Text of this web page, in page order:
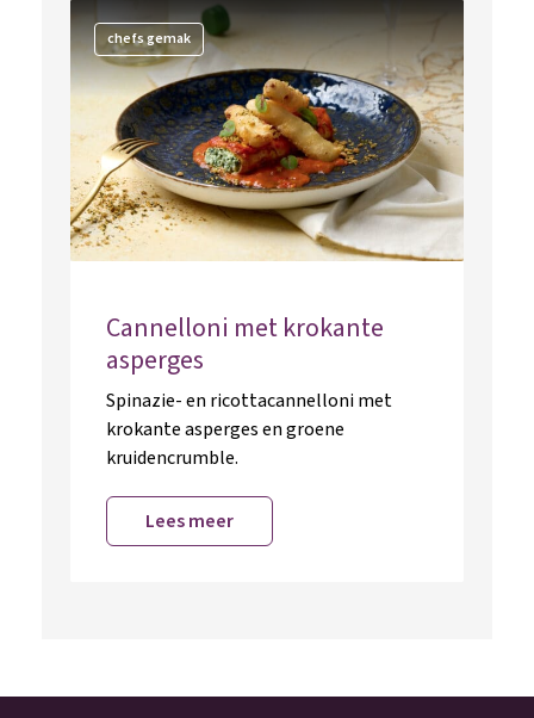
chefs gemak
Cannelloni met krokante
asperges
Spinazie- en ricottacannelloni met
krokante asperges en groene
kruidencrumble.
Lees meer